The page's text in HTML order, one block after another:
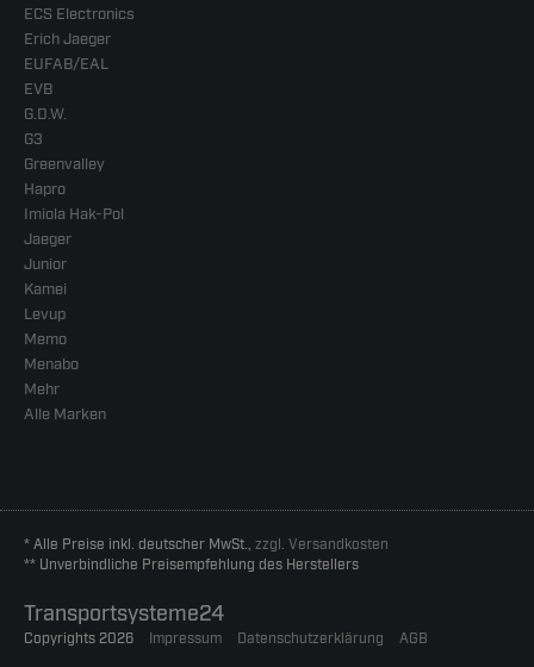
ECS Electronics
Erich Jaeger
EUFAB/EAL
EVB
G.D.W.
G3
Greenvalley
Hapro
Imiola Hak-Pol
Jaeger
Junior
Kamei
Levup
Memo
Menabo
Mehr
Alle Marken
* Alle Preise inkl. deutscher MwSt., zzgl. Versandkosten
** Unverbindliche Preisempfehlung des Herstellers
Transportsysteme24
Copyrights 2026 Impressum Datenschutzerklärung AGB